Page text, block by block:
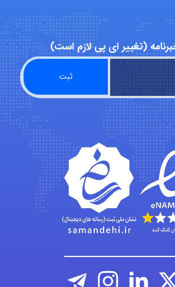
A.balandeh
fatima
Jafar Tym
aghajari vahid
(تغییر ای پی لازم است)